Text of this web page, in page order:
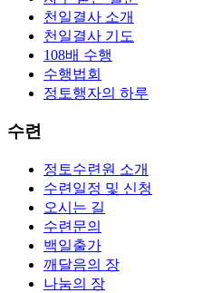
천일결사 소개
천일결사 기도
108배 수행
수행법회
정토행자의 하루
수련
정토수련원 소개
수련일정 및 신청
오시는 길
수련문의
백일출가
깨달음의 장
나눔의 장